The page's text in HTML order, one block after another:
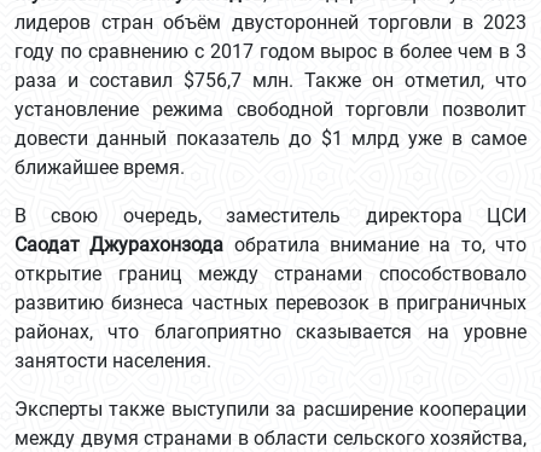
лидеров стран объём двусторонней торговли в 2023
году по сравнению с 2017 годом вырос в более чем в 3
раза и составил $756,7 млн. Также он отметил, что
установление режима свободной торговли позволит
довести данный показатель до $1 млрд уже в самое
ближайшее время.
В свою очередь, заместитель директора ЦСИ
Саодат Джурахонзода обратила внимание на то, что
открытие границ между странами способствовало
развитию бизнеса частных перевозок в приграничных
районах, что благоприятно сказывается на уровне
занятости населения.
Эксперты также выступили за расширение кооперации
между двумя странами в области сельского хозяйства,